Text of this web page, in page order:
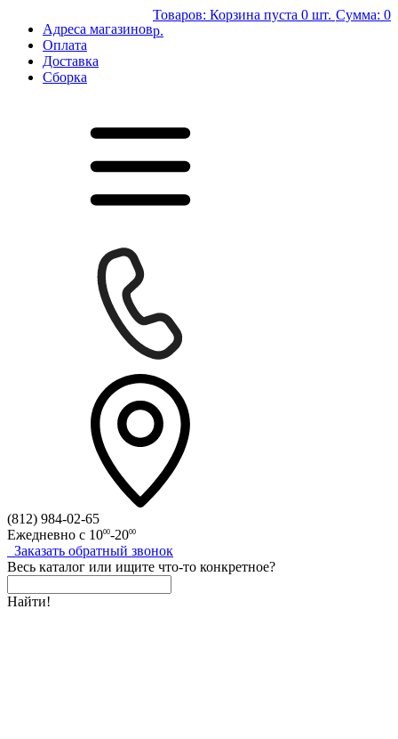
Адреса магазинов
Оплата
Доставка
Сборка
Товаров: Корзина пуста 0 шт. Сумма: 0
р.
(812) 984-02-65
Ежедневно с 1000-2000
Заказать обратный звонок
Весь каталог или ищите что-то конкретное?
Найти!